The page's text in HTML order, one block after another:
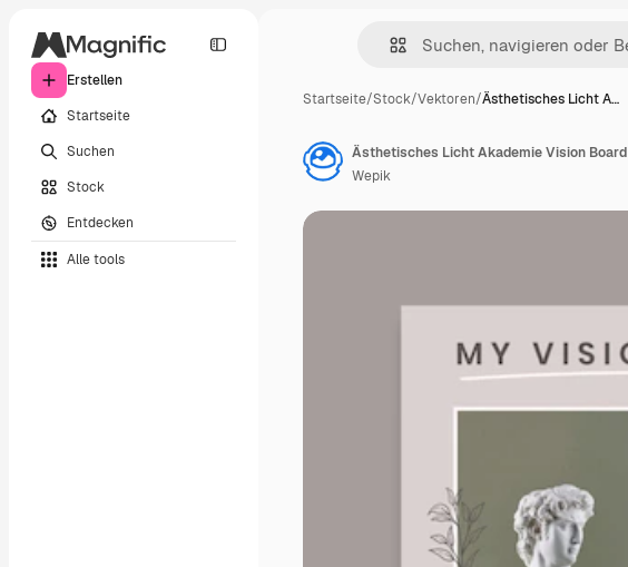
Erstellen
Startseite
Suchen
Stock
Entdecken
Alle tools
Startseite/Stock/Vektoren/Ästhetisches Licht A…
Ästhetisches Licht Akademie Vision Board
Wepik